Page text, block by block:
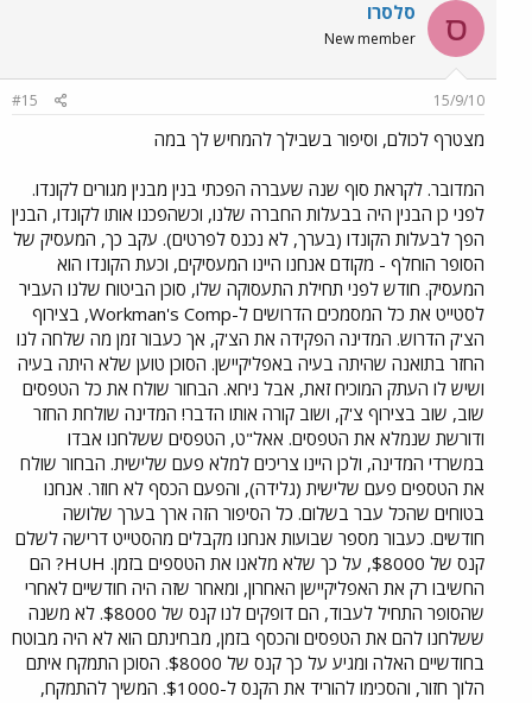
ס סלסרו
New member
15/9/10
#15
מצטרף לכולם, וסיפור בשבילך להמחיש לך במה
המדובר. לקראת סוף שנה שעברה הפכתי בנין מבנין מגורים לקונדו.
לפני כן הבנין היה בבעלות החברה שלנו, וכשהפכנו אותו לקונדו, הבנין
הפך לבעלות הקונדו (בערך, לא נכנס לפרטים). עקב כך, המעסיק של
הסופר הוחלף - מקודם אנחנו היינו המעסיקים, וכעת הקונדו הוא
המעסיק. חודש לפני תחילת התעסוקה שלו, סוכן הביטוח שלנו העביר
לסטייט את כל המסמכים הדרושים ל-Workman's Comp, בצירוף
הצ'ק הדרוש. המדינה הפקידה את הצ'ק, אך כעבור זמן מה שלחה לנו
החזר בתואנה שהיתה בעיה באפליקיישן. הסוכן טוען שלא היתה בעיה
ושיש לו העתק המוכיח זאת, אבל ניחא. הבחור שולח את כל הטפסים
שוב, שוב בצירוף צ'ק, ושוב קורה אותו הדבר! המדינה שולחת החזר
ודורשת שנמלא את הטפסים. אאל"ט, הטפסים ששלחנו אבדו
במשרדי המדינה, ולכן היינו צריכים למלא פעם שלישית. הבחור שולח
את הטספים פעם שלישית (גלידה), והפעם הכסף לא חוזר. אנחנו
בטוחים שהכל עבר בשלום. כל הסיפור הזה ארך בערך שלושה
חודשים. כעבור מספר שבועות אנחנו מקבלים מהסטייט דרישה לשלם
קנס של $8000, על כך שלא מלאנו את הטספים בזמן. HUH? הם
החשיבו רק את האפליקיישן האחרון, ומאחר שזה היה חודשיים לאחרי
שהסופר התחיל לעבוד, הם דופקים לנו קנס של $8000. לא משנה
ששלחנו להם את הטפסים והכסף בזמן, מבחינתם הוא לא היה מבוטח
בחודשיים האלה ומגיע על כך קנס של $8000. הסוכן התמקח איתם
הלוך חזור, והסכימו להוריד את הקנס ל-$1000. המשיך להתמקח,